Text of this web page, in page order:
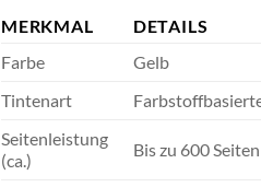
MERKMAL
DETAILS
Farbe
Gelb
Tintenart
Seitenleistung
(ca.)
Bis zu 600